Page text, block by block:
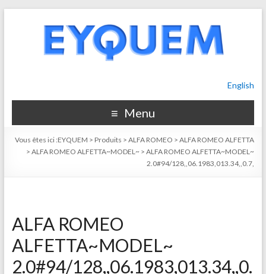
English
Menu
Vous êtes ici :EYQUEM > Produits >ALFA ROMEO >ALFA ROMEO ALFETTA
>ALFA ROMEO ALFETTA~MODEL~ >ALFA ROMEO ALFETTA~MODEL~
2.0#94/128,,06.1983,013.34,,0.7,
ALFA ROMEO
ALFETTA~MODEL~
2.0#94/128,,06.1983,013.34,,0.